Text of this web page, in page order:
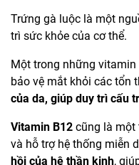
Trứng gà luộc là một
trì sức khỏe của cơ thể.
Một trong những
bảo vệ mắt khỏi các tổn
của da, giúp duy trì cấu
Vitamin B12 cũng là một
và hỗ trợ hệ thống miễn
hồi của hệ thần kinh,